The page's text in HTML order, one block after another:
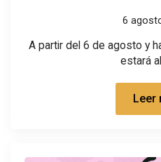
6
A partir del 6 de agosto y
estará
Leer